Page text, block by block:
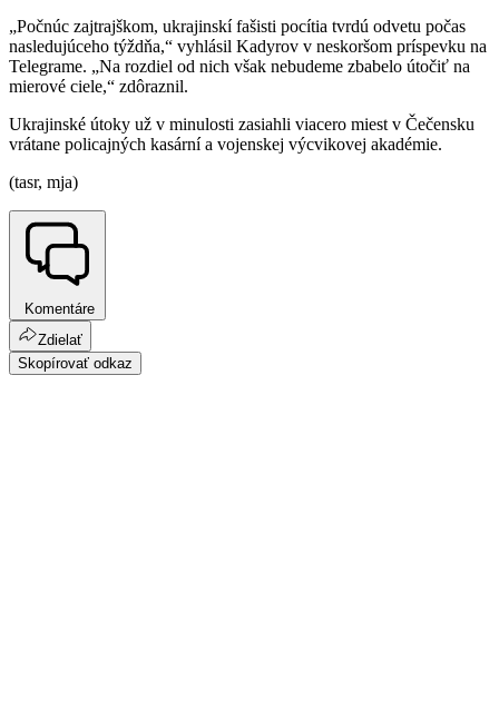
„Počnúc zajtrajškom, ukrajinskí fašisti pocítia tvrdú odvetu počas
nasledujúceho týždňa,“ vyhlásil Kadyrov v neskoršom príspevku na
Telegrame. „Na rozdiel od nich však nebudeme zbabelo útočiť na
mierové ciele,“ zdôraznil.
Ukrajinské útoky už v minulosti zasiahli viacero miest v Čečensku
vrátane policajných kasární a vojenskej výcvikovej akadémie.
(tasr, mja)
Komentáre
Zdielať
Skopírovať odkaz